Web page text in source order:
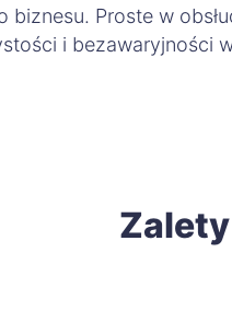
Proste w
i bezawaryjności